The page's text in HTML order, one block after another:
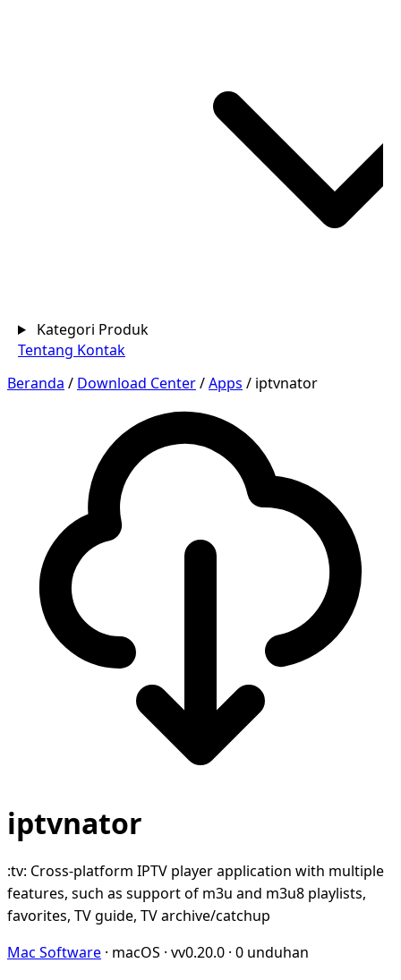
Kategori Produk
Tentang Kontak
Beranda / Download Center/Apps / iptvnator
iptvnator
:tv: Cross-platform IPTV player application with multiple
features, such as support of m3u and m3u8 playlists,
favorites, TV guide, TV archive/catchup
Mac Software · macOS · vv0.20.0 · 0 unduhan